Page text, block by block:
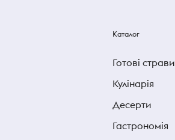
Каталог
Готові страви
Кулінарія
Десерти
Гастрономія